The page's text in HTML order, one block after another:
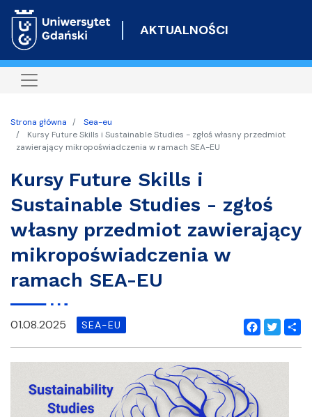
do
AKTUALNOŚCI
Strona główna
Sea-eu
Kursy Future Skills i Sustainable Studies - zgłoś własny przedmiot
zawierający mikropoświadczenia w ramach SEA-EU
Kursy Future Skills i
Sustainable Studies - zgłoś
własny przedmiot zawierający
mikropoświadczenia w
ramach SEA-EU
Facebook
Twitter
01.08.2025 SEA-EU